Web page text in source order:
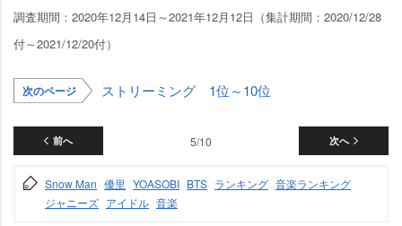
調査期間：2020年12月14日～2021年12月12日（集計期間：2020/12/28
付～2021/12/20付）
次のページ ストリーミング 1位～10位
前へ 次へ
5/10
Snow Man 優里 YOASOBI BTS ランキング 音楽ランキング
ジャニーズ アイドル 音楽